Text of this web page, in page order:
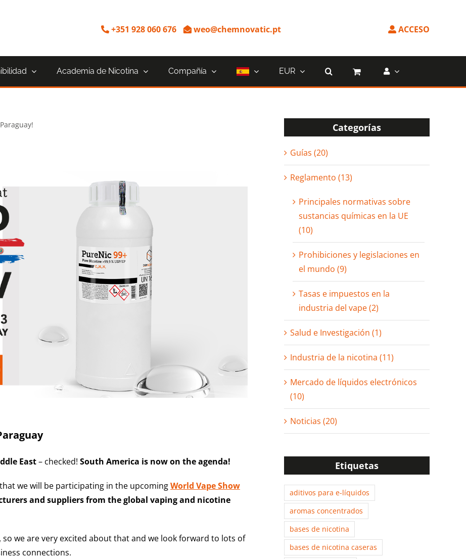
+351 928 060 676 weo@chemnovatic.pt ACCESO
Academia de Nicotina Compañía EUR
East– checked! South America is now on the agenda!
we will be participating in the upcomingWorld Vape Show
and suppliers from the global vaping and nicotine
we are very excited about that and we look forward to lots of
connections.
Categorías
Guías (20)
Reglamento (13)
Principales normativas sobre
sustancias químicas en la UE
(10)
Prohibiciones y legislaciones en
el mundo (9)
Tasas e impuestos en la
industria del vape (2)
Salud e Investigación (1)
Industria de la nicotina (11)
Mercado de líquidos electrónicos
(10)
Noticias (20)
Etiquetas
aditivos para e-líquidos
aromas concentrados
bases de nicotina
bases de nicotina caseras